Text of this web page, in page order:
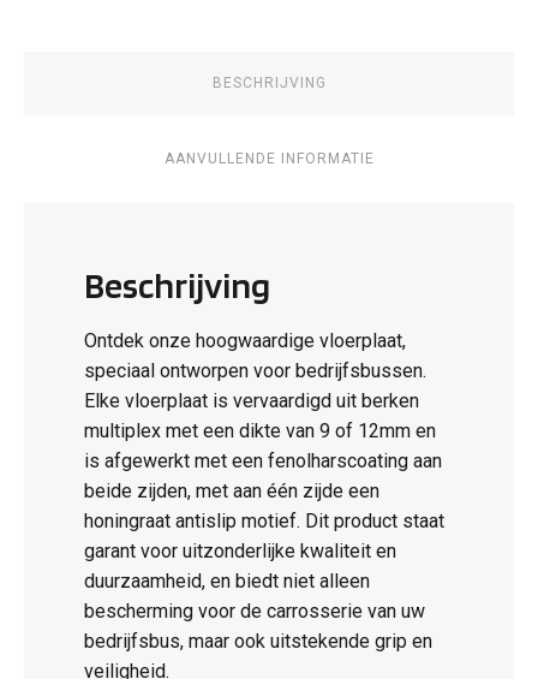
BESCHRIJVING
AANVULLENDE INFORMATIE
Beschrijving
Ontdek onze hoogwaardige vloerplaat,
speciaal ontworpen voor bedrijfsbussen.
Elke vloerplaat is vervaardigd uit berken
multiplex met een dikte van 9 of 12mm en
is afgewerkt met een fenolharscoating aan
beide zijden, met aan één zijde een
honingraat antislip motief. Dit product staat
garant voor uitzonderlijke kwaliteit en
duurzaamheid, en biedt niet alleen
bescherming voor de carrosserie van uw
bedrijfsbus, maar ook uitstekende grip en
veiligheid.